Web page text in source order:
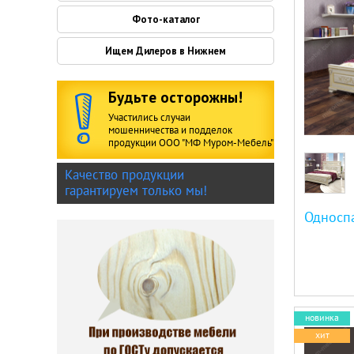
Фото-каталог
Ищем Дилеров в Нижнем
Будьте осторожны!
Участились случаи
мошенничества и подделок
продукции ООО "МФ Муром-Мебель"
Качество продукции
гарантируем только мы!
новинка
хит